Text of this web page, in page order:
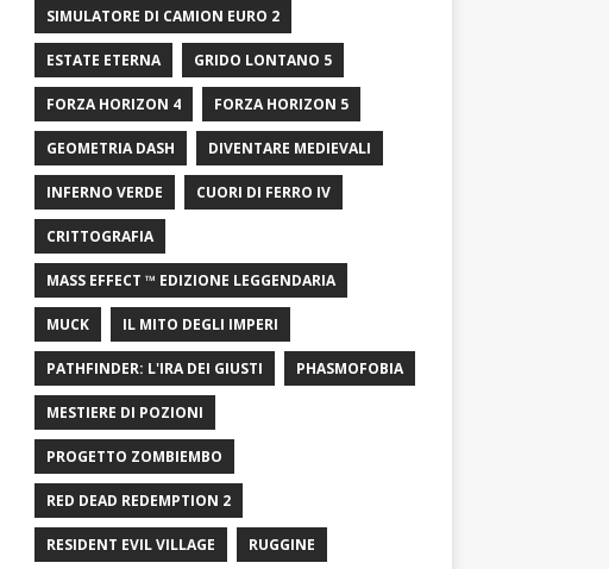
SIMULATORE DI CAMION EURO 2
ESTATE ETERNA GRIDO LONTANO 5
FORZA HORIZON 4 FORZA HORIZON 5
GEOMETRIA DASH DIVENTARE MEDIEVALI
INFERNO VERDE CUORI DI FERRO IV
CRITTOGRAFIA
MASS EFFECT ™ EDIZIONE LEGGENDARIA
MUCK IL MITO DEGLI IMPERI
PATHFINDER: L'IRA DEI GIUSTI PHASMOFOBIA
MESTIERE DI POZIONI
PROGETTO ZOMBIEMBO
RED DEAD REDEMPTION 2
RESIDENT EVIL VILLAGE RUGGINE